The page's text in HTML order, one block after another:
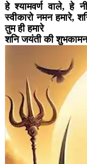
हे श्यामवर्ण वाले, हे
स्वीकारो नमन हमारे,
तुम ही हमारे
शनि जयंती की